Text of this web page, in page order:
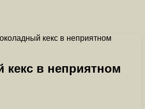
кекс в неприятном
в неприятном